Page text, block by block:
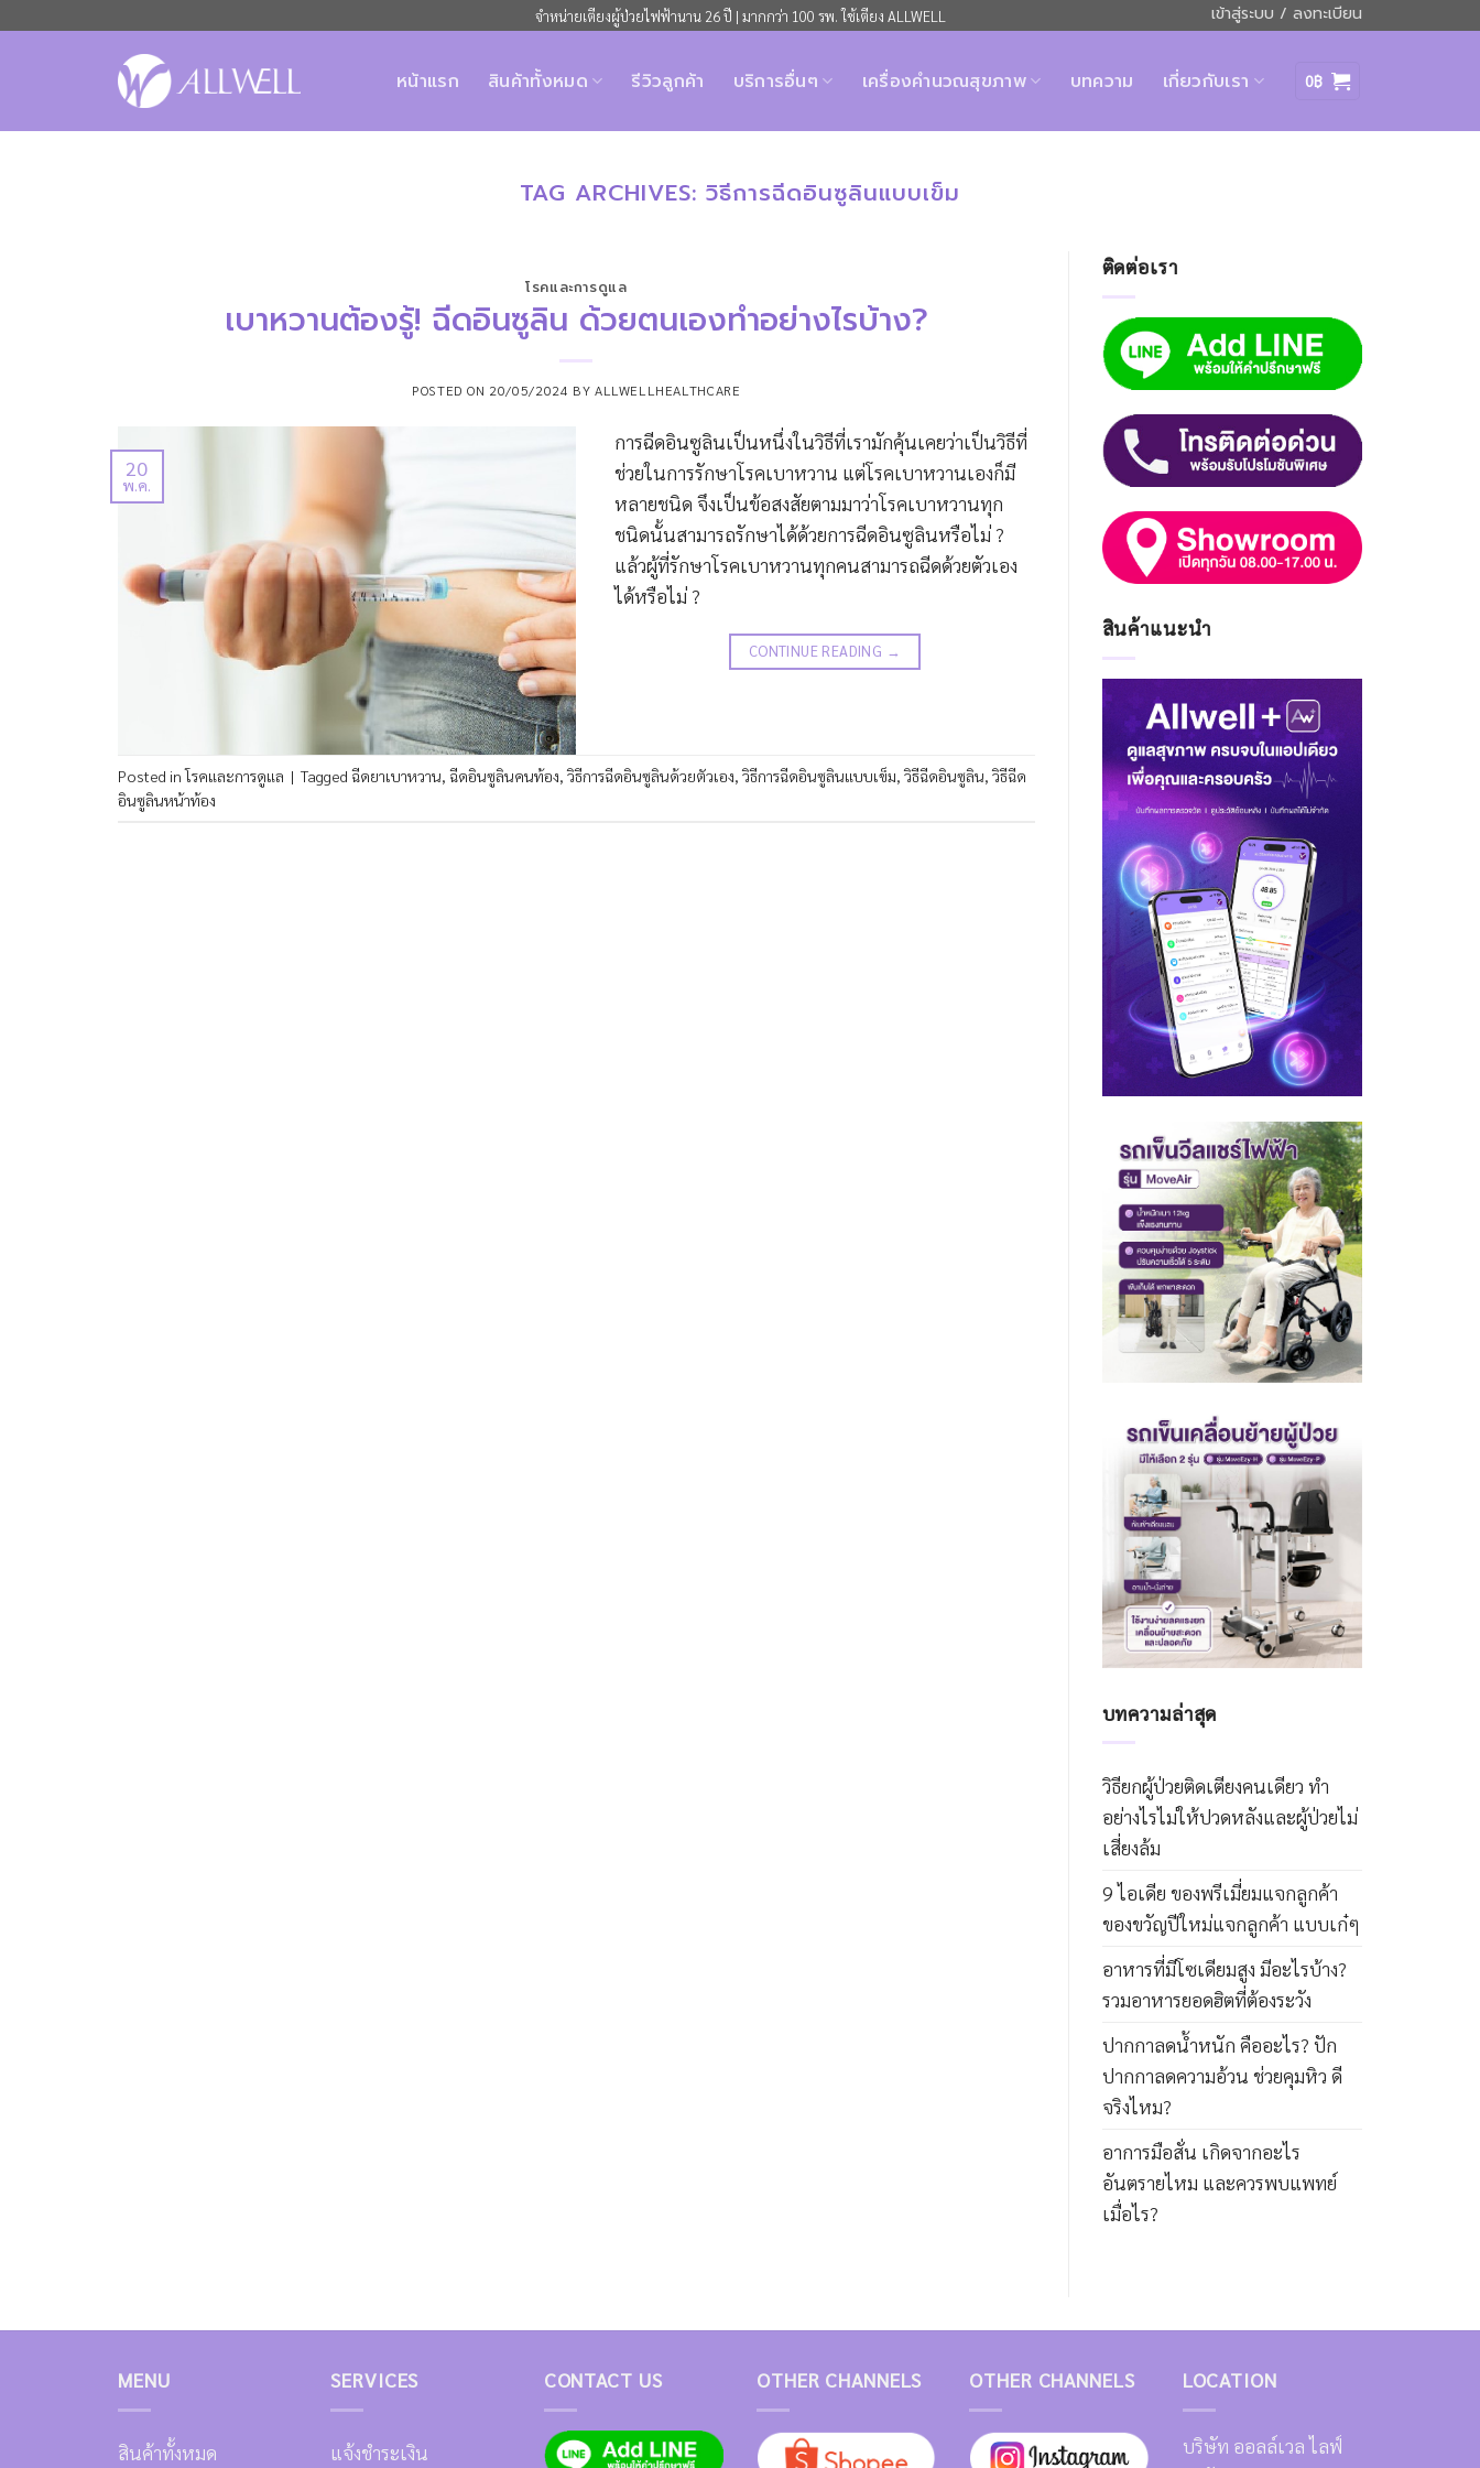
จำหน่ายเตียงผู้ป่วยไฟฟ้านาน 26 ปี | มากกว่า 100 รพ. ใช้เตียง ALLWELL เข้าสู่ระบบ / ลงทะเบียน
หน้าแรก สินค้าทั้งหมด รีวิวลูกค้า บริการอื่นๆ เครื่องคำนวณสุขภาพ บทความ เกี่ยวกับเรา 0฿
TAG ARCHIVES: วิธีการฉีดอินซูลินแบบเข็ม
โรคและการดูแล
เบาหวานต้องรู้! ฉีดอินซูลิน ด้วยตนเองทำอย่างไรบ้าง?
POSTED ON 20/05/2024 BY ALLWELLHEALTHCARE
20
พ.ค.
การฉีดอินซูลินเป็นหนึ่งในวิธีที่เรามักคุ้นเคยว่าเป็นวิธีที่
ช่วยในการรักษาโรคเบาหวาน แต่โรคเบาหวานเองก็มี
หลายชนิด จึงเป็นข้อสงสัยตามมาว่าโรคเบาหวานทุก
ชนิดนั้นสามารถรักษาได้ด้วยการฉีดอินซูลินหรือไม่ ?
แล้วผู้ที่รักษาโรคเบาหวานทุกคนสามารถฉีดด้วยตัวเอง
ได้หรือไม่ ?
CONTINUE READING →
Posted inโรคและการดูแล | Tagged ฉีดยาเบาหวาน ฉีดอินซูลินคนท้อง ,วิธีการฉีดอินซูลินด้วยตัวเอง ,วิธีการฉีดอินซูลินแบบเข็ม ,วิธีฉีดอินซูลิน ,วิธีฉีด
อินซูลินหน้าท้อง
ติดต่อเรา
สินค้าแนะนำ
บทความล่าสุด
วิธียกผู้ป่วยติดเตียงคนเดียว ทำ
อย่างไรไม่ให้ปวดหลังและผู้ป่วยไม่
เสี่ยงล้ม
9 ไอเดีย ของพรีเมี่ยมแจกลูกค้า
ของขวัญปีใหม่แจกลูกค้า แบบเก๋ๆ
อาหารที่มีโซเดียมสูง มีอะไรบ้าง?
รวมอาหารยอดฮิตที่ต้องระวัง
ปากกาลดน้ำหนัก คืออะไร? ปัก
ปากกาลดความอ้วน ช่วยคุมหิว ดี
จริงไหม?
อาการมือสั่น เกิดจากอะไร
อันตรายไหม และควรพบแพทย์
เมื่อไร?
MENU
สินค้าทั้งหมด
SERVICES
แจ้งชำระเงิน
CONTACT US OTHER CHANNELS OTHER CHANNELS LOCATION
บริษัท ออลล์เวล ไลฟ์